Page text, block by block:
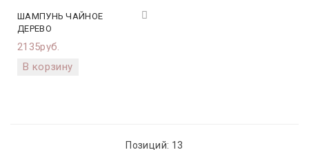
ШАМПУНЬ ЧАЙНОЕ
ДЕРЕВО
2135руб.
Позиций: 13